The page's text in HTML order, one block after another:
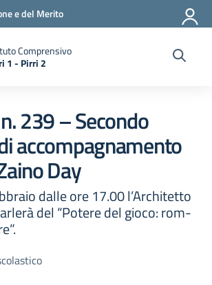
e del Merito
Comprensivo
1 - Pirri 2
239 – Secondo
accompagnamento
Day
dalle ore 17.00 l’Architetto
del “Potere del gioco: rom-